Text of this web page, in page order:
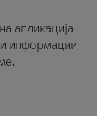
апликација
информации